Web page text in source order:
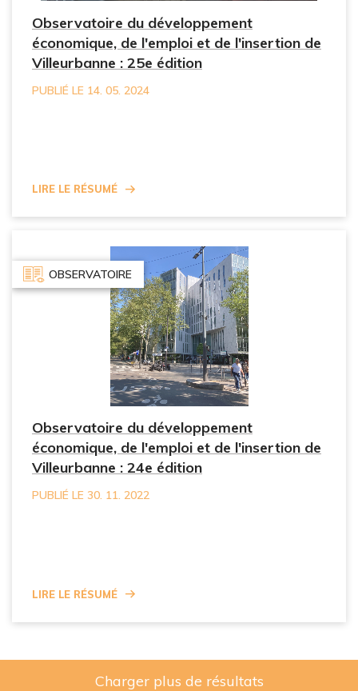
Observatoire du développement
économique, de l'emploi et de l'insertion de
Villeurbanne : 25e édition
PUBLIÉ LE 14. 05. 2024
Lire le résumé
OBSERVATOIRE
Observatoire du développement
économique, de l'emploi et de l'insertion de
Villeurbanne : 24e édition
PUBLIÉ LE 30. 11. 2022
Lire le résumé
Charger plus de résultats